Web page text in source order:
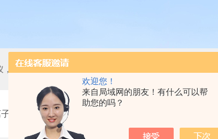
欢迎您！
来自局域网的朋友！有什么可以帮
助您的吗？
高仪，测长仪，激光测径仪，气动量仪，通用量具，硬度计，光谱分析仪，万能试验机，金相设备，内窥镜，无损检测，环境试验，表面涂装检测等精
体光谱仪> Plasma 2000 ICP-OES全谱电感耦合等